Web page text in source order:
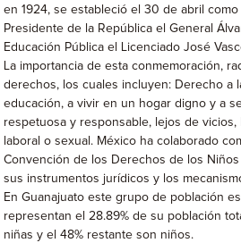
en 1924, se estableció el 30 de abril
Presidente de la República el General
Educación Pública el Licenciado José
La importancia de esta conmemoración,
derechos, los cuales incluyen: Derecho a
educación, a vivir en un hogar digno y a
respetuosa y responsable, lejos de
laboral o sexual. México ha colaborado
Convención de los Derechos de los
sus instrumentos jurídicos y los
En Guanajuato este grupo de población
representan el 28.89% de su población
niñas y el 48% restante son niños.